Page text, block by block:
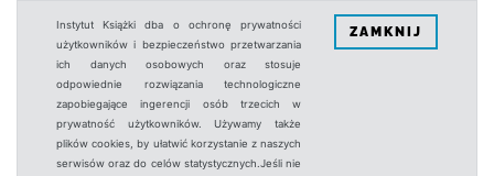
Instytut Książki dba o ochronę prywatności
użytkowników i bezpieczeństwo przetwarzania
ich danych osobowych oraz stosuje
odpowiednie rozwiązania technologiczne
zapobiegające ingerencji osób trzecich w
prywatność użytkowników. Używamy także
plików cookies, by ułatwić korzystanie z naszych
serwisów oraz do celów statystycznych.Jeśli nie
ZAMKNIJ